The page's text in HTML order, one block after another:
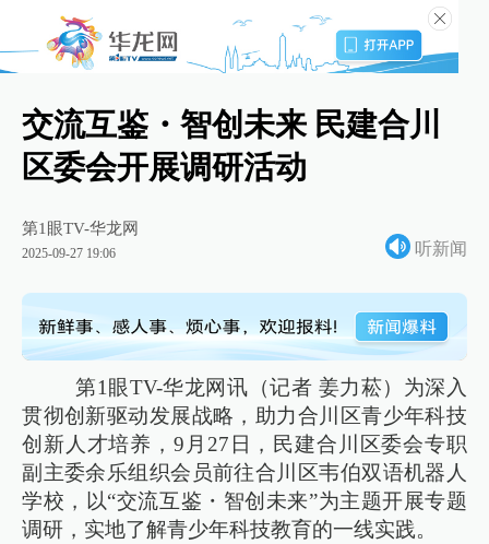
交流互鉴・智创未来 民建合川
区委会开展调研活动
第1眼TV-华龙网
2025-09-27 19:06 听新闻
第1眼TV-华龙网讯（记者 姜力菘）为深入
贯彻创新驱动发展战略，助力合川区青少年科技
创新人才培养，9月27日，民建合川区委会专职
副主委余乐组织会员前往合川区韦伯双语机器人
学校，以“交流互鉴・智创未来”为主题开展专题
调研，实地了解青少年科技教育的一线实践。